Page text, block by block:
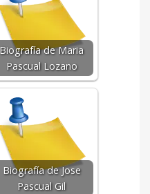
Biografía de Maria
Pascual Lozano
Biografía de Jose
Pascual Gil